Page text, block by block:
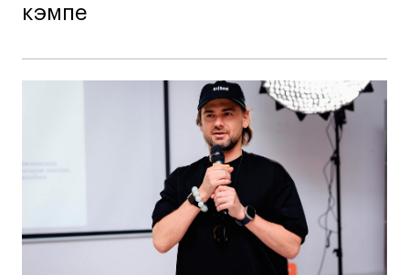
кэмпе